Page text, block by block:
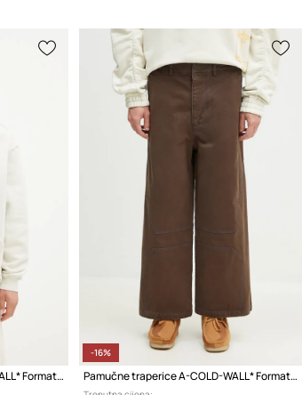
Pamučne traperice A-COLD-WALL* Format Pant
-16%
Pamučne traperice A-COLD-WALL* Format Pant